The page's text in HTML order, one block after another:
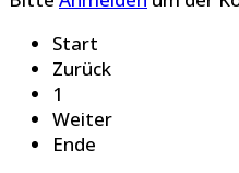
Start
Zurück
1
Weiter
Ende